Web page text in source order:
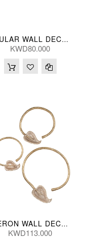
OCULAR WALL DECOR (S/2) 29/14(CM)
KWD80.000
ALERON WALL DECOR (S/3) 46/33/30L(CM)
KWD113.000